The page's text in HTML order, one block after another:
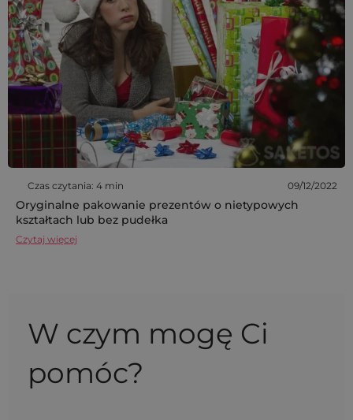
Czas czytania: 4 min 09/12/2022
Oryginalne pakowanie prezentów o nietypowych
kształtach lub bez pudełka
Czytaj więcej
W czym mogę Ci
pomóc?